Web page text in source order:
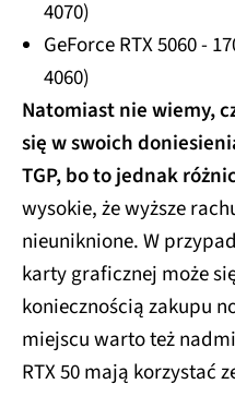
4070)
GeForce RTX 5060 -
4060)
Natomiast nie wiemy,
się w swoich
TGP, bo to jednak
wysokie, że wyższe
nieuniknione. W
karty graficznej może
koniecznością zakupu
miejscu warto też
RTX 50 mają korzystać